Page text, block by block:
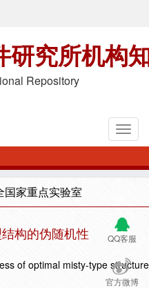
研究所机构
Repository
国家重点实验室
QQ客服
官方微博
构的伪随机性
of optimal misty-type structure